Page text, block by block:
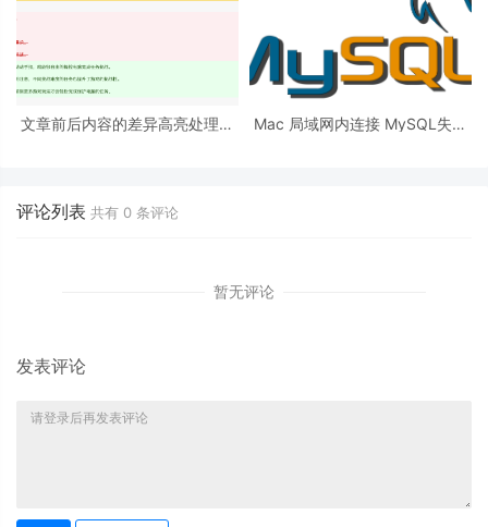
文章前后内容的差异高亮处理方
Mac 局域网内连接 MySQL失败
评论列表 共有 0 条评论
暂无评论
发表评论